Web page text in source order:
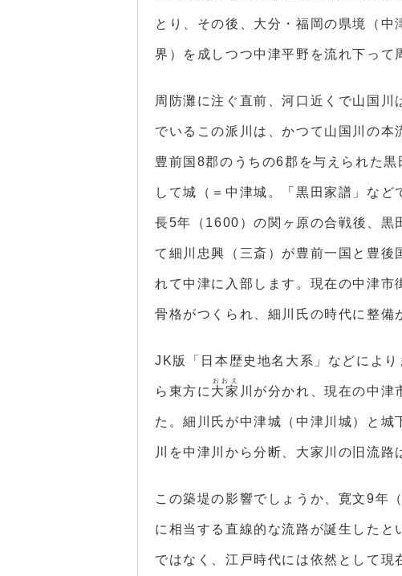
とり、その後、大分・福岡の県境（中
界）を成しつつ中津平野を流れ下って
周防灘に注ぐ直前、河口近くで山国
でいるこの派川は、かつて山国川の
豊前国8郡のうちの6郡を与えられた
して城（＝中津城。「黒田家譜」な
長5年（1600）の関ヶ原の合戦後、黒
て細川忠興（三斎）が豊前一国と豊後
れて中津に入部します。現在の中津
骨格がつくられ、細川氏の時代に整備
JK版「日本歴史地名大系」などによ
ら東方に 大家
おおえ
川が分かれ、現在の中津
た。細川氏が中津城（中津川城）と城
川を中津川から分断、大家川の旧流路
この築堤の影響でしょうか、寛文9年
に相当する直線的な流路が誕生した
ではなく、江戸時代には依然として現